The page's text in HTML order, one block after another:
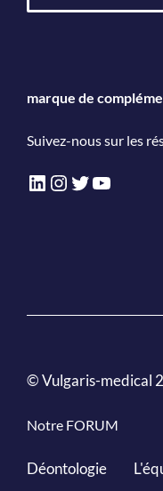
marque de
Suivez-nous sur les
LinkedIn
Instagram
Twitter
YouTube
© Vulgaris-medical
Notre FORUM
Déontologie